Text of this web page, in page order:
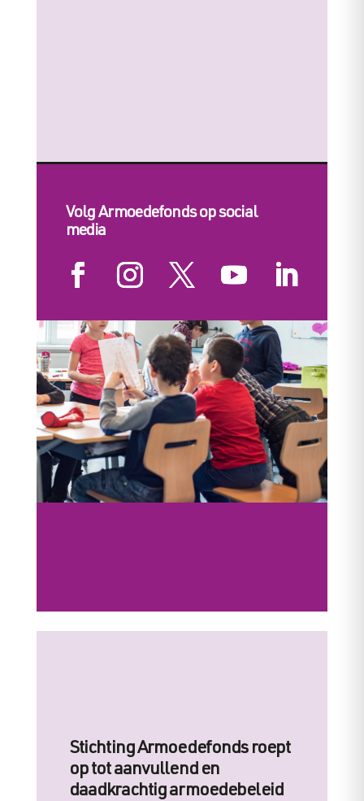
Volg Armoedefonds op social
media
Stichting Armoedefonds roept
op tot aanvullend en
daadkrachtig armoedebeleid